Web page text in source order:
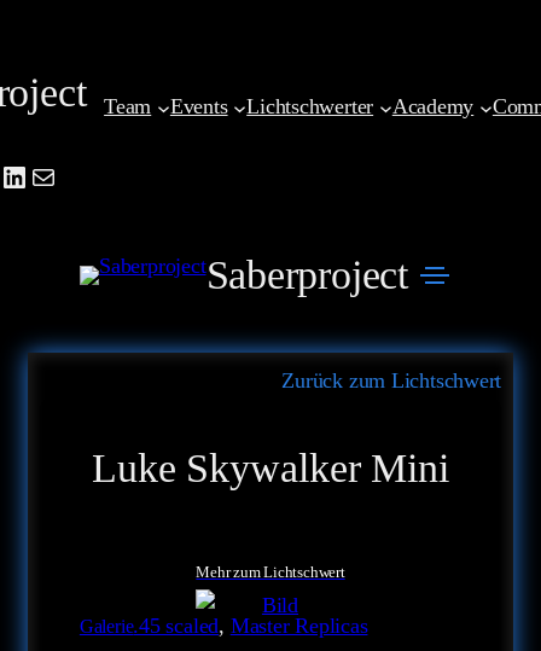
springen
Mail
Team Events Lichtschwerter Academy
Saberproject
Zurück zum Lichtschwert
Luke Skywalker Mini
Mehr zum Lichtschwert
Galerie.45 scaled, Master Replicas